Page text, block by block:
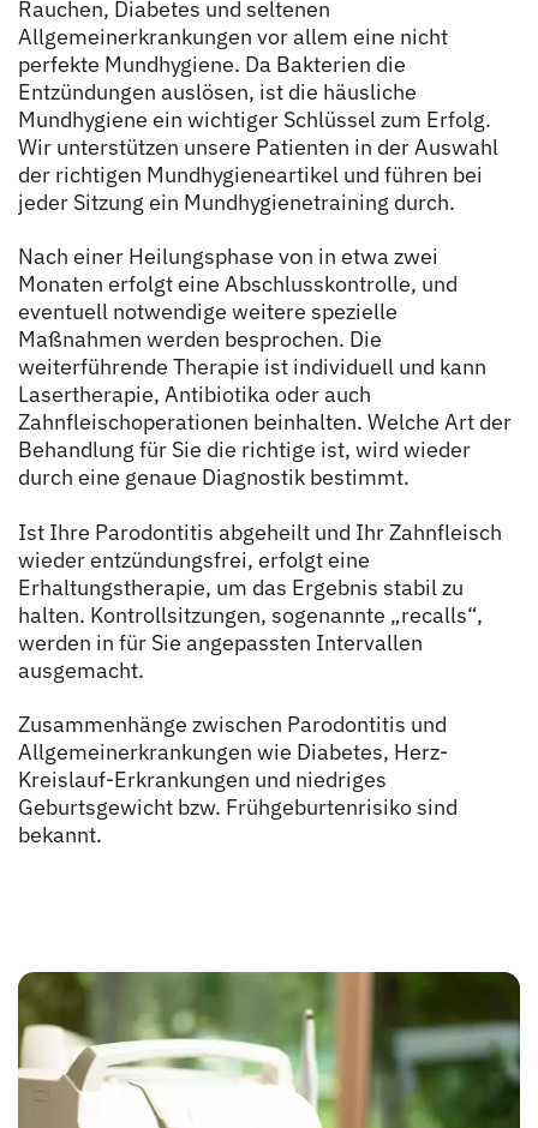
Rauchen, Diabetes und seltenen
Allgemeinerkrankungen vor allem eine nicht
perfekte Mundhygiene. Da Bakterien die
Entzündungen auslösen, ist die häusliche
Mundhygiene ein wichtiger Schlüssel zum Erfolg.
Wir unterstützen unsere Patienten in der Auswahl
der richtigen Mundhygieneartikel und führen bei
jeder Sitzung ein Mundhygienetraining durch.
Nach einer Heilungsphase von in etwa zwei
Monaten erfolgt eine Abschlusskontrolle, und
eventuell notwendige weitere spezielle
Maßnahmen werden besprochen. Die
weiterführende Therapie ist individuell und kann
Lasertherapie, Antibiotika oder auch
Zahnfleischoperationen beinhalten. Welche Art der
Behandlung für Sie die richtige ist, wird wieder
durch eine genaue Diagnostik bestimmt.
Ist Ihre Parodontitis abgeheilt und Ihr Zahnfleisch
wieder entzündungsfrei, erfolgt eine
Erhaltungstherapie, um das Ergebnis stabil zu
halten. Kontrollsitzungen, sogenannte „recalls“,
werden in für Sie angepassten Intervallen
ausgemacht.
Zusammenhänge zwischen Parodontitis und
Allgemeinerkrankungen wie Diabetes, Herz-
Kreislauf-Erkrankungen und niedriges
Geburtsgewicht bzw. Frühgeburtenrisiko sind
bekannt.